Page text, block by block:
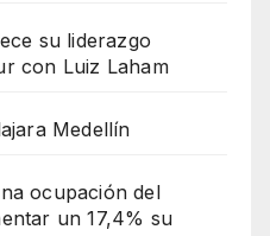
su liderazgo
con Luiz Laham
Medellín
ocupación del
un 17,4% su